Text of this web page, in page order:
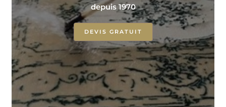
depuis 1970
DEVIS GRATUIT